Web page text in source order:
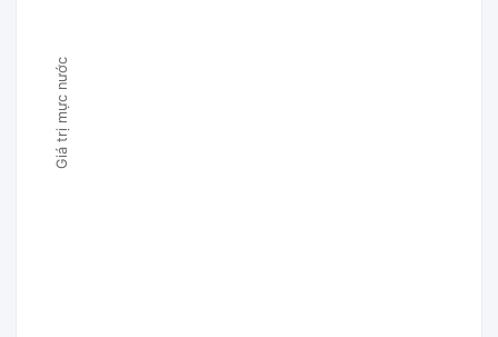
Giá trị mực nước